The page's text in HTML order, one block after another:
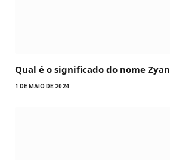
Qual é o significado do nome Zyan
1 DE MAIO DE 2024